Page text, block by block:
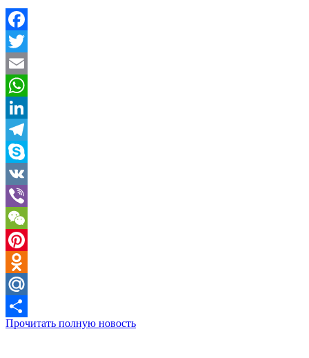
Facebook
Twitter
Email
WhatsApp
LinkedIn
Telegram
Skype
VK
Viber
WeChat
Pinterest
Odnoklassniki
Mail.Ru
Отправить
Прочитать полную новость